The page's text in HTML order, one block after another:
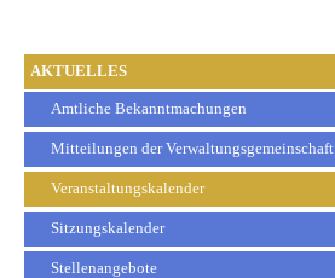
AKTUELLES
Amtliche Bekanntmachungen
Mitteilungen der Verwaltungsgemeinschaft
Veranstaltungskalender
Sitzungskalender
Stellenangebote